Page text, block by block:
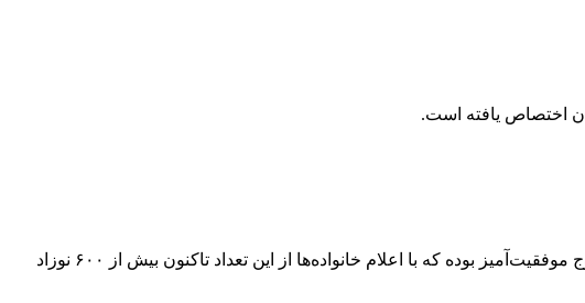
رئیس جهاد دانشگاهی استان اردبیل در جریان بازدید از مرکز ناباروری قفقاز اردبیل اظهار داشت: درمان بیش از هزار و ۲۰۰ زوج موفقیت‌آمیز بوده که با اعلام خانواده‌ها از این تعداد تاکنون بیش از ۶۰۰ نوزاد